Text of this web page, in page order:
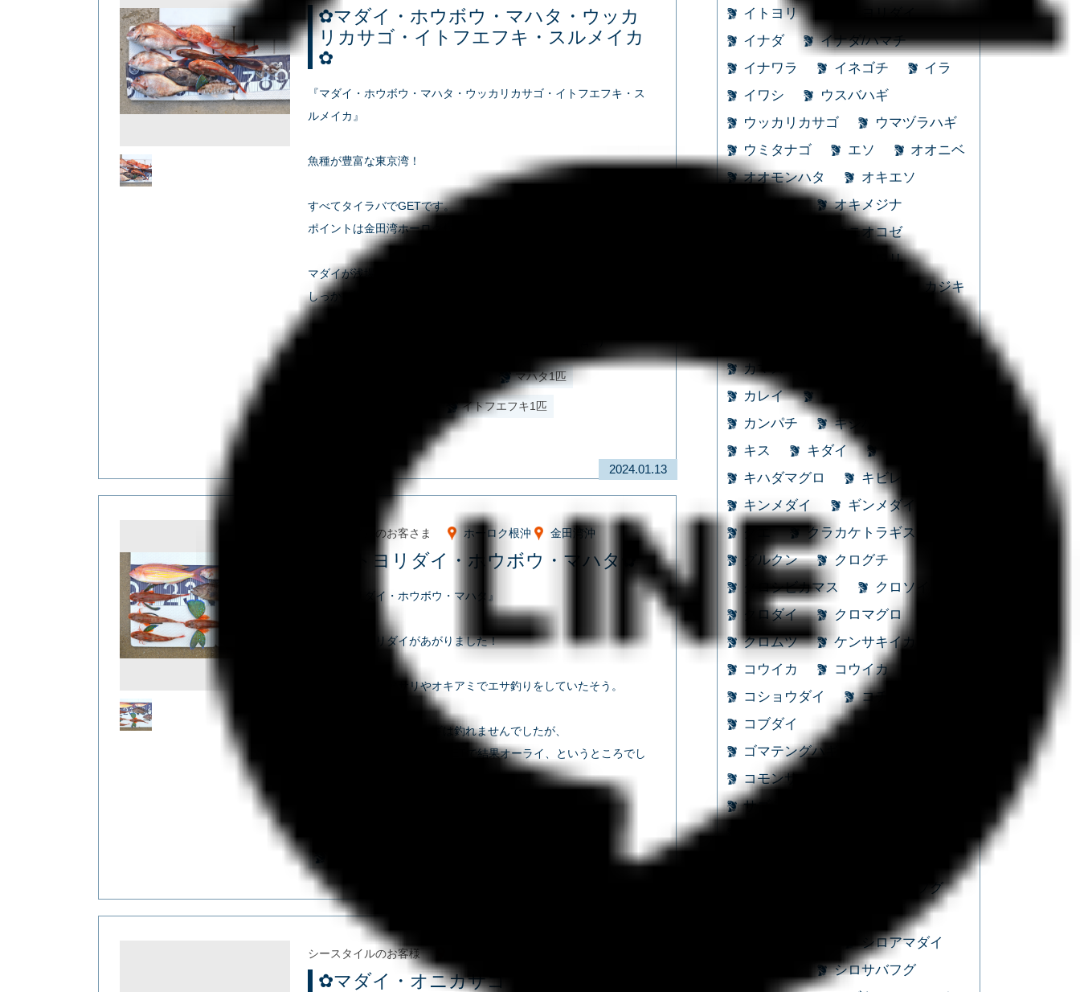
✿マダイ・ホウボウ・マハタ・ウッカ
リカサゴ・イトフエフキ・スルメイカ
✿
『マダイ・ホウボウ・マハタ・ウッカリカサゴ・イトフエフキ・ス
ルメイカ』
魚種が豊富な東京湾！
すべてタイラバでGETです。
ポイントは金田湾ホーロク根沖の水深100m。
マダイが浅場で釣れてるかと思いきや、
しっかり深場でも釣れています。
マハタ1匹
イトフエフキ1匹
2024.01.13
シースタイルのお客さま ホーロク根沖 金田湾沖
✿イトヨリダイ・ホウボウ・マハタ✿
『イトヨリダイ・ホウボウ・マハタ』
良型のイトヨリダイがあがりました！
カワハギ狙いでアサリやオキアミでエサ釣りをしていたそう。
残念ながら狙いのカワハギは釣れませんでしたが、
高級魚と呼ばれるマハタもGETで結果オーライ、というところでし
シースタイルのお客様
✿マダイ・オニカサゴ・ホウボウ・BIG
イトヨリ
イナダ
イナダ/ハマチ
イナワラ
イネゴチ
イラ
イワシ
ウスバハギ
ウッカリカサゴ
ウマヅラハギ
ウミタナゴ
エソ
オオニベ
オオモンハタ
オキエソ
オキメジナ
オニオコゼ
カイワリ
カジキ
カマス
カレイ
カンパチ
キジハタ
キス
キダイ
キハダマグロ
キビレ
キンメダイ
ギンメダイ
クラカケトラギス
グルクン
クログチ
クロシビカマス
クロソイ
クロダイ
クロマグロ
クロムツ
ケンサキイカ
コウイカ
コウイカ
コショウダイ
コチ
コブダイ
ゴマテングハギモドキ
コモンサカタザメ
サゴシ
ショウサイフグ
シロアマダイ
シロサバフグ